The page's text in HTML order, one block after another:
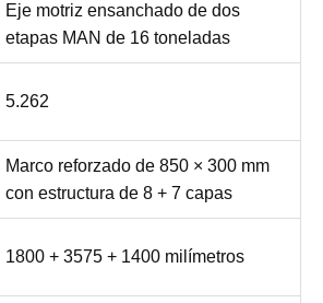
Eje motriz ensanchado de dos
etapas MAN de 16 toneladas
5.262
Marco reforzado de 850 × 300 mm
con estructura de 8 + 7 capas
1800 + 3575 + 1400 milímetros